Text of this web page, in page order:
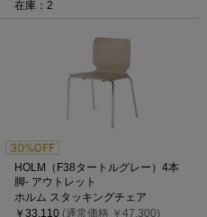
在庫：2
HOLM（F38タートルグレー）4本
脚- アウトレット
ホルム スタッキングチェア
￥33,110 (通常価格 ￥47,300)